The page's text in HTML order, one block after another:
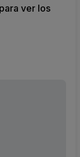
ver los